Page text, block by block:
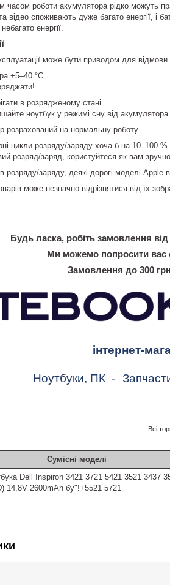
часом роботи акумулятора рідко можуть
відео споживають дуже багато енергії,
енергії.
може бути приводом для відмови
+5–40 °С
в розрядженому стані
ноутбук у режимі сну від акумулятора
розрахований на нормальну роботу
цикли розряду/заряду хоча б на 10–100
розряд/заряд, користуйтеся як вам
розряду/заряду, деякі дорогі моделі Apple
може незначно відрізнятися від їх
Будь ласка, робіть замовлення
Ми можемо попросити вас
Замовлення до 300
інтернет-
Ноутбуки, ПК -
Всі
Сумісні моделі
Dell Inspiron 3421 3721 5421 3521 3437
14.8V 2600mAh бу"!+5521 5721